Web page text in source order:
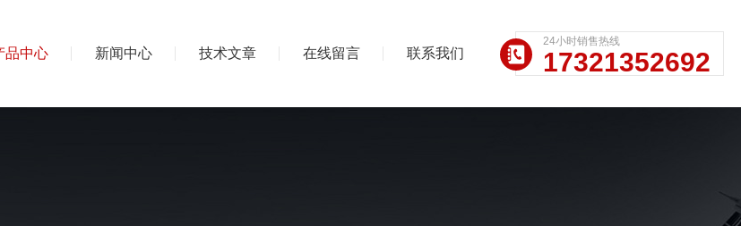
品中心 新闻中心 技术文章 在线留言 联系我们
24小时销售热线
17321352692